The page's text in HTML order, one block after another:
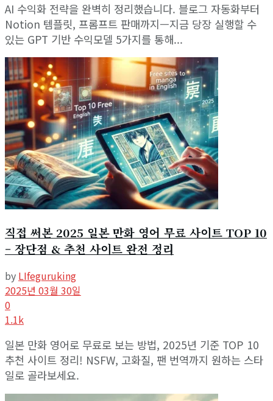
AI 수익화 전략을 완벽히 정리했습니다. 블로그 자동화부터
Notion 템플릿, 프롬프트 판매까지—지금 당장 실행할 수
있는 GPT 기반 수익모델 5가지를 통해...
직접 써본 2025 일본 만화 영어 무료 사이트 TOP 10
– 장단점 & 추천 사이트 완전 정리
by LIfeguruking
2025년 03월 30일
0
1.1k
일본 만화 영어로 무료로 보는 방법, 2025년 기준 TOP 10
추천 사이트 정리! NSFW, 고화질, 팬 번역까지 원하는 스타
일로 골라보세요.